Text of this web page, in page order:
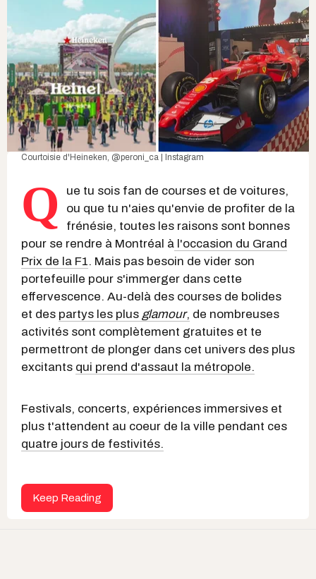
Courtoisie d'Heineken, @peroni_ca | Instagram
Q
ue tu sois fan de courses et de voitures,
ou que tu n'aies qu'envie de profiter de la
frénésie, toutes les raisons sont bonnes
pour se rendre à Montréal à l'occasion du Grand
Prix de la F1. Mais pas besoin de vider son
portefeuille pour s'immerger dans cette
effervescence. Au-delà des courses de bolides
et des partys les plus glamour, de nombreuses
activités sont complètement gratuites et te
permettront de plonger dans cet univers des plus
excitants qui prend d'assaut la métropole.
Festivals, concerts, expériences immersives et
plus t'attendent au coeur de la ville pendant ces
quatre jours de festivités.
Keep Reading